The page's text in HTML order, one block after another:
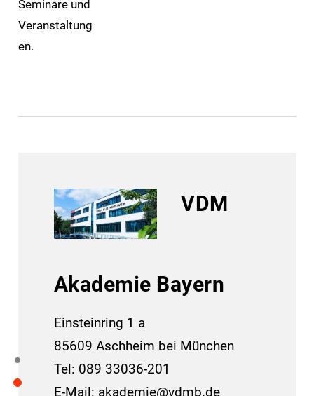
Seminare und
Veranstaltung
en.
VDM
Akademie Bayern
Einsteinring 1 a
85609 Aschheim bei München
Tel: 089 33036-201
E-Mail: akademie@vdmb.de